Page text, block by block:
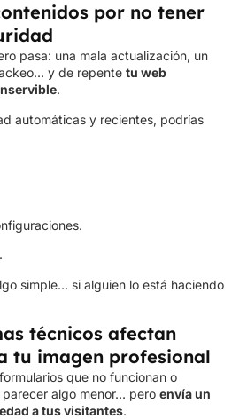
por no tener
pasa: una mala actualización, un
y de repente tu web
.
automáticas y recientes, podrías
simple… si alguien lo está haciendo
técnicos afectan
tu imagen profesional
que no funcionan o
algo menor… pero envía un
a tus visitantes.